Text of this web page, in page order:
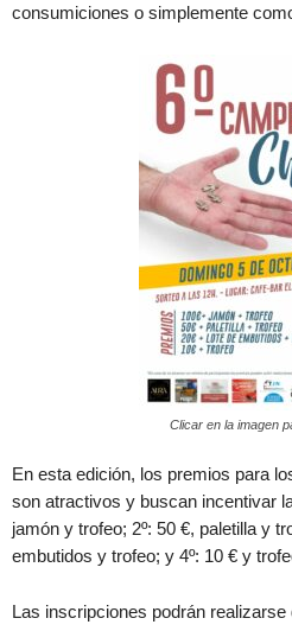
consumiciones o simplemente
Clicar en la imagen
En esta edición, los premios para
son atractivos y buscan incentivar
jamón y trofeo; 2º: 50 €, paletilla y
embutidos y trofeo; y 4º: 10 € y
Las inscripciones podrán